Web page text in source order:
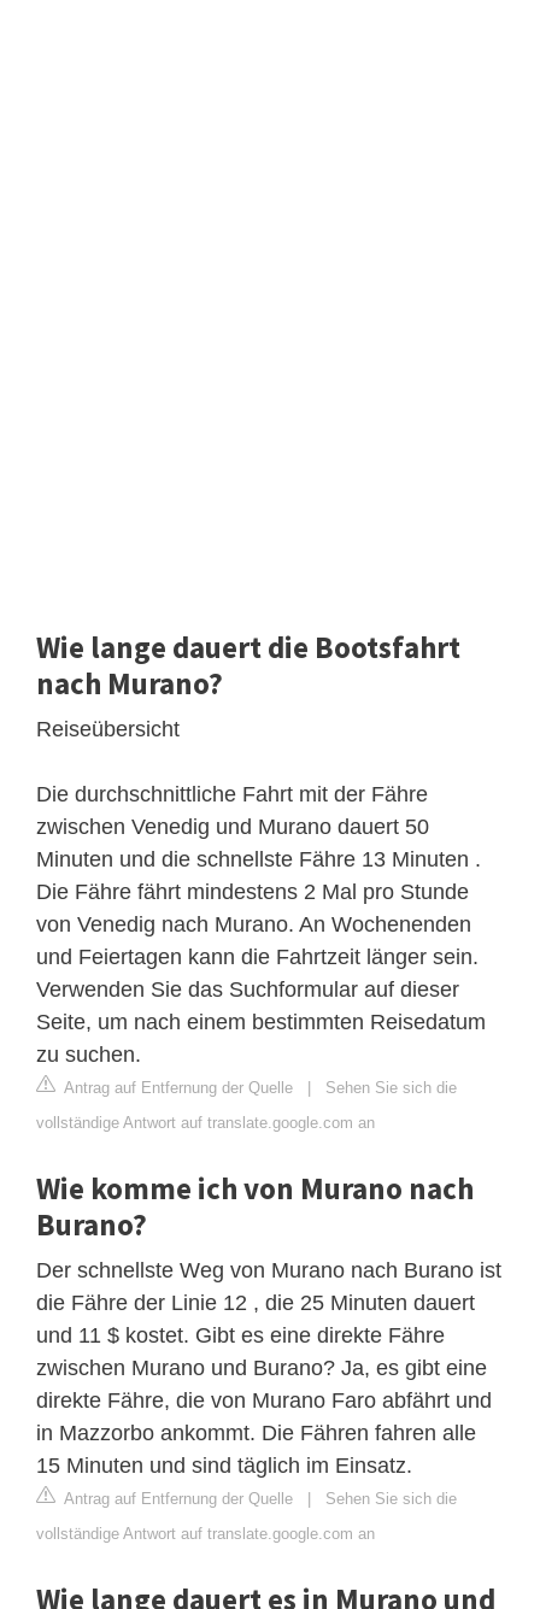
Wie lange dauert die Bootsfahrt
nach Murano?
Reiseübersicht
Die durchschnittliche Fahrt mit der Fähre
zwischen Venedig und Murano dauert 50
Minuten und die schnellste Fähre 13 Minuten .
Die Fähre fährt mindestens 2 Mal pro Stunde
von Venedig nach Murano. An Wochenenden
und Feiertagen kann die Fahrtzeit länger sein.
Verwenden Sie das Suchformular auf dieser
Seite, um nach einem bestimmten Reisedatum
zu suchen.
Antrag auf Entfernung der Quelle | Sehen Sie sich die
vollständige Antwort auf translate.google.com an
Wie komme ich von Murano nach
Burano?
Der schnellste Weg von Murano nach Burano ist
die Fähre der Linie 12 , die 25 Minuten dauert
und 11 $ kostet. Gibt es eine direkte Fähre
zwischen Murano und Burano? Ja, es gibt eine
direkte Fähre, die von Murano Faro abfährt und
in Mazzorbo ankommt. Die Fähren fahren alle
15 Minuten und sind täglich im Einsatz.
Antrag auf Entfernung der Quelle | Sehen Sie sich die
vollständige Antwort auf translate.google.com an
Wie lange dauert es in Murano und